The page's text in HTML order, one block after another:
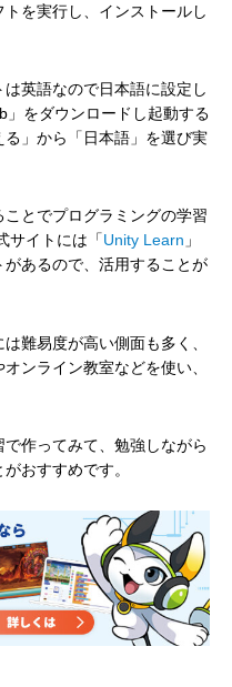
を実行し、インストールし
英語なので日本語に設定し
」をダウンロードし起動する
」から「日本語」を選び実
とでプログラミングの学習
サイトには「Unity Learn 」
あるので、活用することが
難易度が高い側面も多く、
ンライン教室などを使い、
作ってみて、勉強しながら
おすすめです。